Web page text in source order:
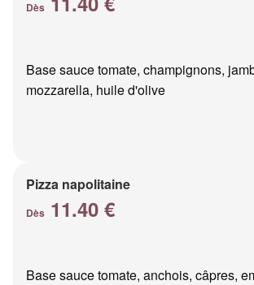
Dès
Base sauce tomate, champignons,
mozzarella, huile d'olive
Pizza napolitaine
Dès 11.40 €
Base sauce tomate, anchois, câpres,